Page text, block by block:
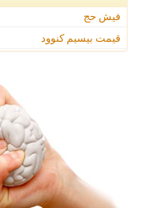
فیش حج
قیمت بیسیم کنوود